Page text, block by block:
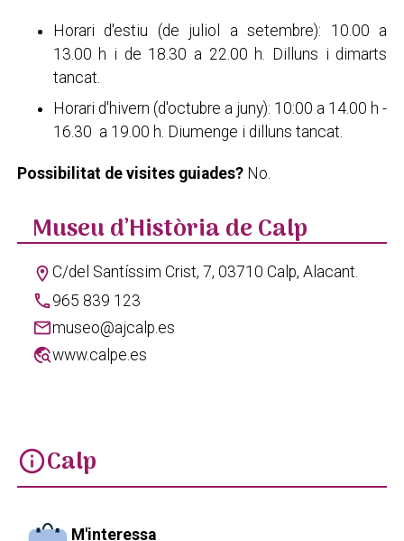
Horari d'estiu (de juliol a setembre): 10.00 a
13.00 h i de 18.30 a 22.00 h. Dilluns i dimarts
tancat.
Horari d'hivern (d'octubre a juny): 10:00 a 14.00 h -
16.30 a 19.00 h. Diumenge i dilluns tancat.
Possibilitat de visites guiades?No.
Museu d’Història de Calp
location_onC/del Santíssim Crist, 7, 03710 Calp, Alacant.
phone965 839 123
mailmuseo@ajcalp.es
travel_explorewww.calpe.es
infoCalp
M'interessa